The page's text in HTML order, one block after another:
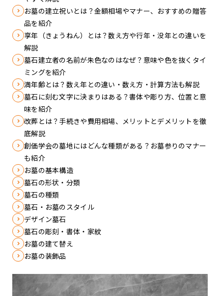
お墓の建立祝いとは？金額相場やマナー、おすすめの贈答
品を紹介
享年（きょうねん）とは？数え方や行年・没年との違いを
解説
墓石建立者の名前が朱色なのはなぜ？意味や色を抜くタイ
ミングを紹介
満年齢とは？数え年との違い・数え方・計算方法も解説
墓石に刻む文字に決まりはある？書体や彫り方、位置と意
味を紹介
改葬とは？手続きや費用相場、メリットとデメリットを徹
底解説
創価学会の墓地にはどんな種類がある？お墓参りのマナー
も紹介
お墓の基本構造
墓石の形状・分類
墓石の種類
墓石・お墓のスタイル
デザイン墓石
墓石の彫刻・書体・家紋
お墓の建て替え
お墓の装飾品